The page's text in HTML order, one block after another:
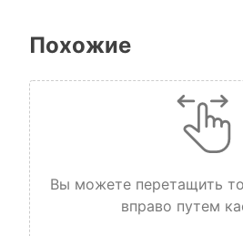
Похожие
Вы можете перетащить
вправо путем